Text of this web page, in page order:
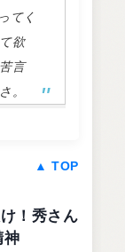
てく
欲
言
。
▲ TOP
！秀さん
神